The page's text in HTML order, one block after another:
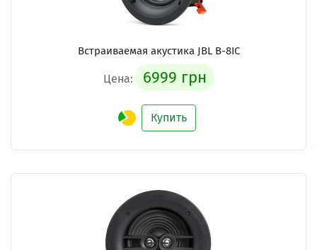
Встраиваемая акустика JBL B-8IC
Цена: 6999 грн
Купить